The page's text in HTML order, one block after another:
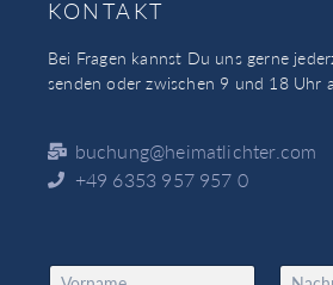
KONTAKT
Bei Fragen kannst Du uns gerne
senden oder zwischen 9 und 18 Uhr
buchung@heimatlichter.com
+49 6353 957 957 0
N